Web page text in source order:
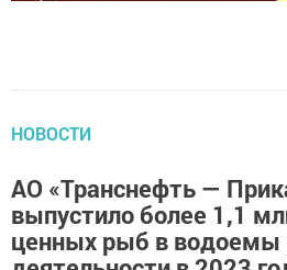
АО «Транснефть —
выпустило более 1,1
ценных рыб в водоемы
деятельности в 2023